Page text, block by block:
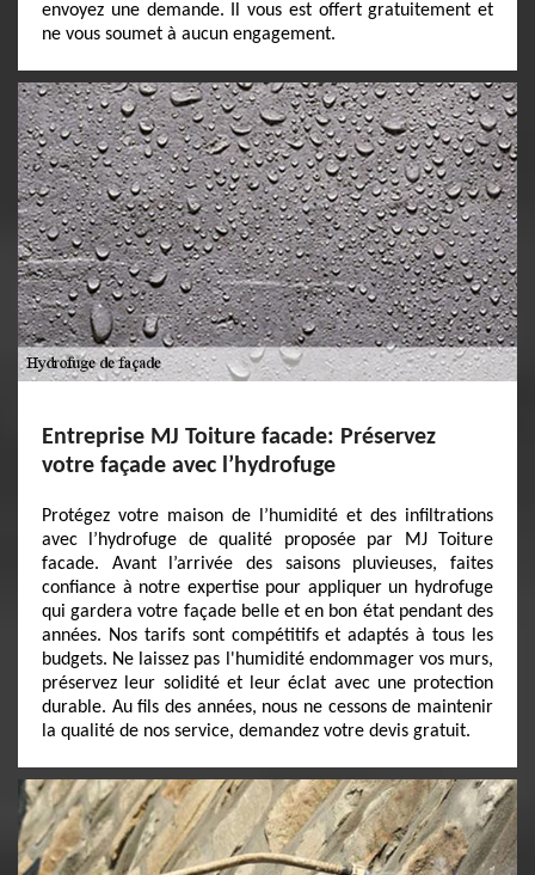
envoyez une demande. Il vous est offert gratuitement et
ne vous soumet à aucun engagement.
Entreprise MJ Toiture facade: Préservez
votre façade avec l’hydrofuge
Protégez votre maison de l’humidité et des infiltrations
avec l’hydrofuge de qualité proposée par MJ Toiture
facade. Avant l’arrivée des saisons pluvieuses, faites
confiance à notre expertise pour appliquer un hydrofuge
qui gardera votre façade belle et en bon état pendant des
années. Nos tarifs sont compétitifs et adaptés à tous les
budgets. Ne laissez pas l'humidité endommager vos murs,
préservez leur solidité et leur éclat avec une protection
durable. Au fils des années, nous ne cessons de maintenir
la qualité de nos service, demandez votre devis gratuit.